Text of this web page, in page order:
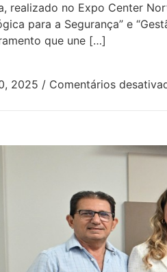
realizado no Expo Center
para a Segurança” e
que une […]
2025 / Comentários